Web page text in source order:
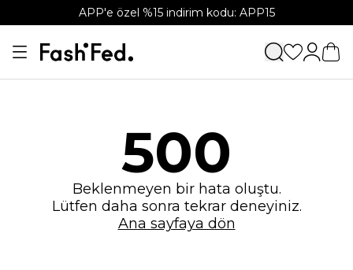
APP'e özel %15 indirim kodu: APP15
500
Beklenmeyen bir hata oluştu.
Lütfen daha sonra tekrar deneyiniz.
Ana sayfaya dön